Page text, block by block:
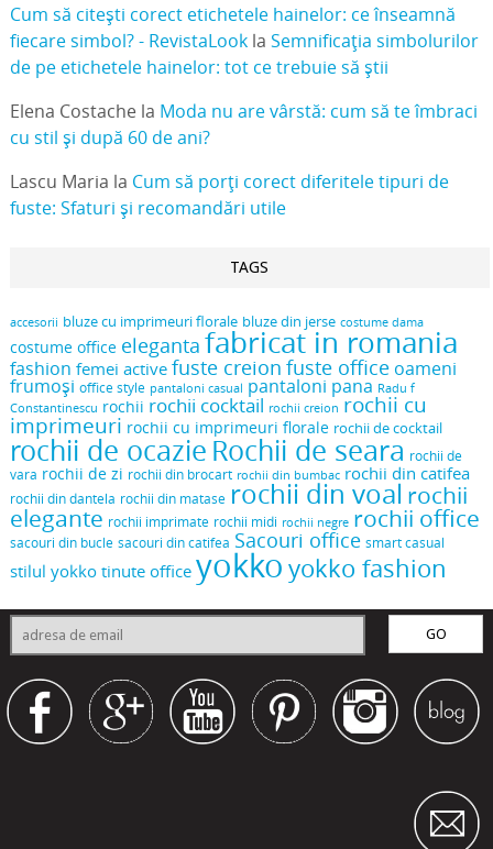
Cum să citești corect etichetele hainelor: ce înseamnă
fiecare simbol? - RevistaLookla Semnificația simbolurilor
de pe etichetele hainelor: tot ce trebuie să știi
Elena Costachela Moda nu are vârstă: cum să te îmbraci
cu stil și după 60 de ani?
Lascu Maria la Cum să porți corect diferitele tipuri de
fuste: Sfaturi și recomandări utile
TAGS
accesorii bluze cu imprimeuri florale bluze din jerse costume dama
costume office eleganta fabricat in romania
fashion femei active fuste creion fuste office oameni
frumoși office style pantaloni casual pantaloni pana Radu f
Constantinescu rochii rochii cocktail rochii creion rochii cu
imprimeuri rochii cu imprimeuri florale rochii de cocktail
rochii de ocazie Rochii de seara rochii de
vara rochii de zi rochii din brocart rochii din bumbac rochii din catifea
rochii din dantela rochii din matase rochii din voal rochii
elegante rochii imprimate rochii midi rochii negre rochii office
sacouri din bucle sacouri din catifea Sacouri office smart casual
stilul yokko tinute office yokko yokko fashion